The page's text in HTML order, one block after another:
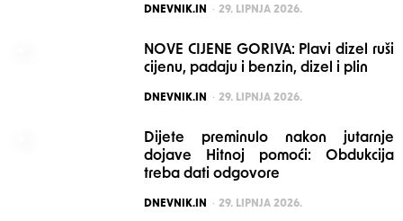
POSTED
DNEVNIK.IN 29. LIPNJA 2026.
NOVE CIJENE GORIVA: Plavi dizel ruši
cijenu, padaju i benzin, dizel i plin
POSTED
DNEVNIK.IN 29. LIPNJA 2026.
Dijete preminulo nakon jutarnje
dojave Hitnoj pomoći: Obdukcija
treba dati odgovore
POSTED
DNEVNIK.IN 29. LIPNJA 2026.